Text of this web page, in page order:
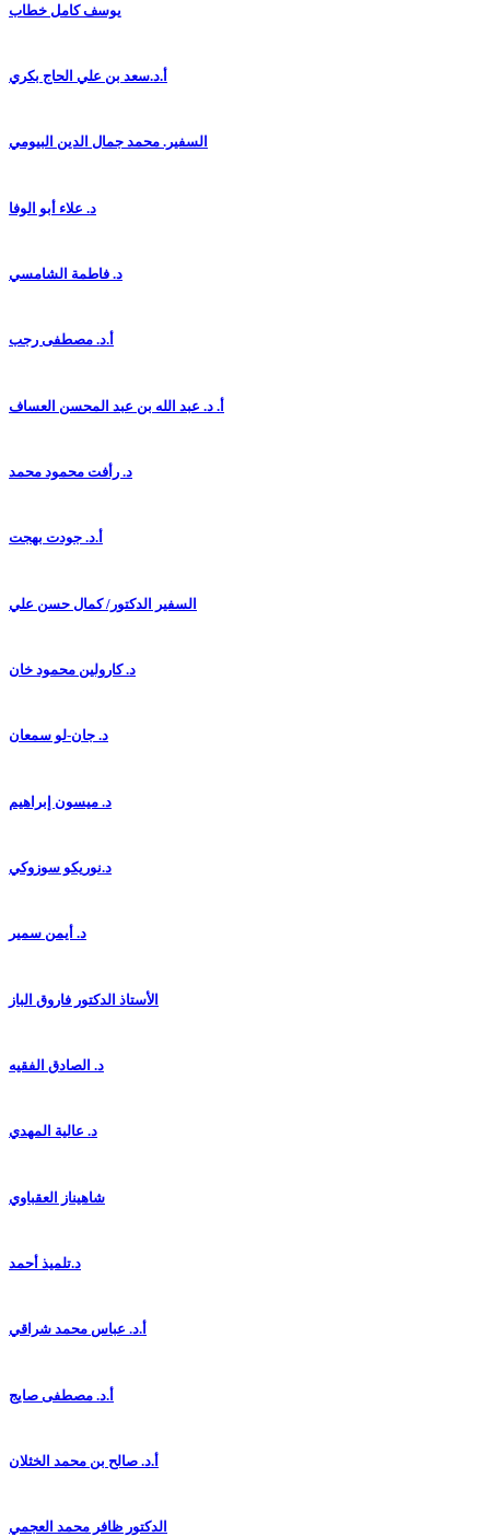
يوسف كامل خطاب
أ.د.سعد بن علي الحاج بكري
السفير. محمد جمال الدين البيومي
د. علاء أبو الوفا
د. فاطمة الشامسي
أ.د. مصطفى رجب
أ. د. عبد الله بن عبد المحسن العساف
د. رأفت محمود محمد
أ.د. جودت بهجت
السفير الدكتور/ كمال حسن علي
د. كارولين محمود خان
د. جان-لو سمعان
د. ميسون إبراهيم
د.نوريكو سوزوكي
د. أيمن سمير
الأستاذ الدكتور فاروق الباز
د. الصادق الفقيه
د. عالية المهدي
شاهيناز العقباوي
د.تلميذ أحمد
أ.د. عباس محمد شراقي
أ.د. مصطفى صايج
أ.د. صالح بن محمد الخثلان
الدكتور ظافر محمد العجمي